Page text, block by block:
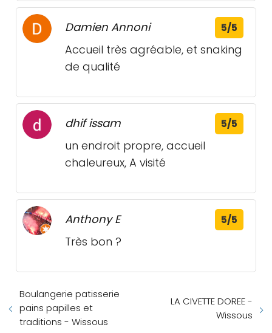
Damien Annoni 5/5
Accueil très agréable, et snaking
de qualité
dhif issam 5/5
un endroit propre, accueil
chaleureux, A visité
Anthony E 5/5
Très bon ?
Boulangerie patisserie
pains papilles et
traditions - Wissous
LA CIVETTE DOREE -
Wissous